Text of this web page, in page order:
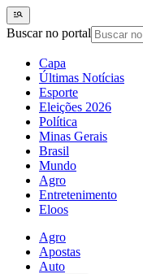
Buscar no portal
Capa
Últimas Notícias
Esporte
Eleições 2026
Política
Minas Gerais
Brasil
Mundo
Agro
Entretenimento
Eloos
Agro
Apostas
Auto